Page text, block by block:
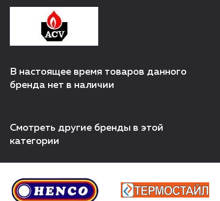
В настоящее время товаров данного
бренда нет в наличии
Смотреть другие бренды в этой
категории